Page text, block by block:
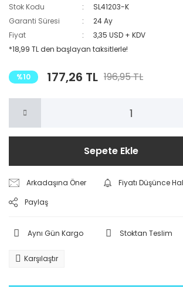
Stok Kodu
SL41203-K
Garanti Süresi
24 Ay
Fiyat
3,35 USD + KDV
*18,99 TL den başlayan taksitlerle!
%10 177,26 TL 196,95 TL
Sepete Ekle
Arkadaşına Öner
Fiyatı Düşünce
Paylaş
Aynı Gün Kargo Stoktan Teslim
Karşılaştır